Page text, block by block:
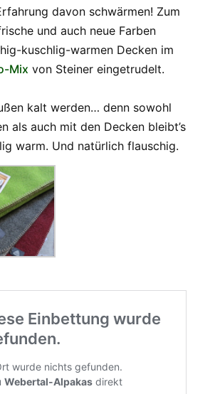
davon schwärmen! Zum
und auch neue Farben
kuschlig-warmen Decken im
Mix von Steiner eingetrudelt.
kalt werden… denn sowohl
als auch mit den Decken bleibt’s
warm. Und natürlich flauschig.